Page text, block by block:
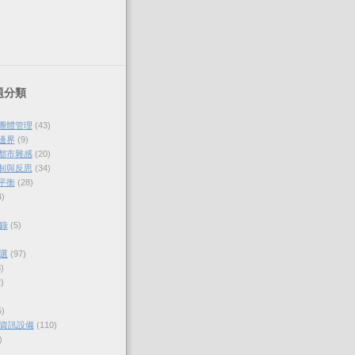
分類
體管理 (43)
界 (9)
市雜感 (20)
與反思 (34)
衡 (28)
(5)
(97)
訊設備 (110)